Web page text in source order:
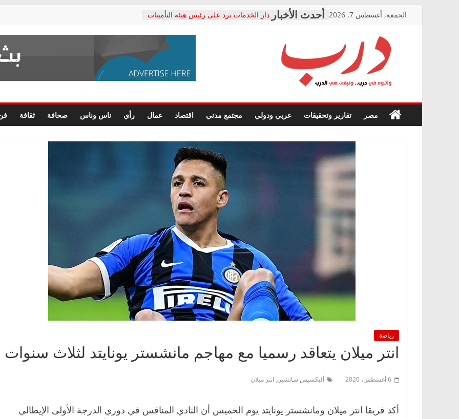
الجمعة, أغسطس 7, 2026
دار الخدمات ترد على رئيس هيئة التأمينات
معاناة أصحاب المعاشات.. ونطالب بكشف
فرحات سليمان يكتب: القطاع الصحي إلى
حزب التحالف الشعبي يطلق لجنة “الحق
صور .. اعتماد الرسومات النهائية للقرار
الوزاري لمدينة الصحفيين.. وانتهاء أعمال
إنشاء المبنى الإداري
متابعة قضية الدكتور محمد زهران.. ويؤكد:
قرينة البراءة وضمانات المحاكمة العادلة
درب
في
درب..
مصر تقارير وتحقيقات عربي ودولي مجتمع مدني اقتصاد عمال رأي ناس وناس صحافة ثقافة
رياضة
انتر ميلان يتعاقد رسميا مع مهاجم مانشستر يونايتد لثلاث سنوات
6 أغسطس، 2020 أليكسيس سانشيز , انتر ميلان
أكد فريقا انتر ميلان ومانشستر يونايتد يوم الخميس أن النادي المنافس في دوري الدرجة الأولى الإيطالي